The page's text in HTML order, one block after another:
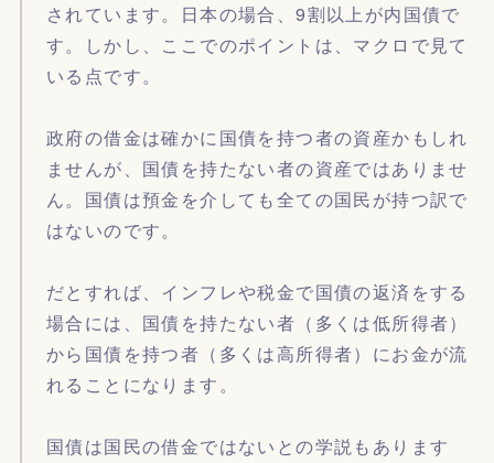
されています。日本の場合、9割以上が内国債で
す。しかし、ここでのポイントは、マクロで見て
いる点です。
政府の借金は確かに国債を持つ者の資産かもしれ
ませんが、国債を持たない者の資産ではありませ
ん。国債は預金を介しても全ての国民が持つ訳で
はないのです。
だとすれば、インフレや税金で国債の返済をする
場合には、国債を持たない者（多くは低所得者）
から国債を持つ者（多くは高所得者）にお金が流
れることになります。
国債は国民の借金ではないとの学説もあります